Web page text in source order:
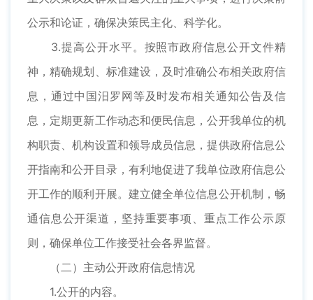
公示和论证，确保决策民主化、科学化。
3.提高公开水平。按照市政府信息公开文件精
神，精确规划、标准建设，及时准确公布相关政府信
息，通过中国汨罗网等及时发布相关通知公告及信
息，定期更新工作动态和便民信息，公开我单位的机
构职责、机构设置和领导成员信息，提供政府信息公
开指南和公开目录，有利地促进了我单位政府信息公
开工作的顺利开展。建立健全单位信息公开机制，畅
通信息公开渠道，坚持重要事项、重点工作公示原
则，确保单位工作接受社会各界监督。
（二）主动公开政府信息情况
1.公开的内容。